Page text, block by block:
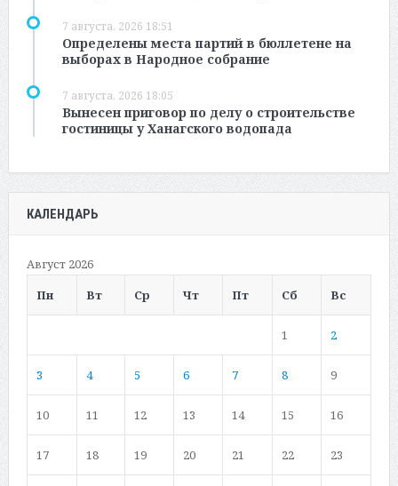
7 августа, 2026 18:51
Определены места партий в бюллетене на
выборах в Народное собрание
7 августа, 2026 18:05
Вынесен приговор по делу о строительстве
гостиницы у Ханагского водопада
КАЛЕНДАРЬ
Август 2026
Пн
Вт Ср Чт Пт Сб Вс
1 2
3 4 5 6 7 8 9
10 11 12 13 14 15 16
17 18 19 20 21 22 23